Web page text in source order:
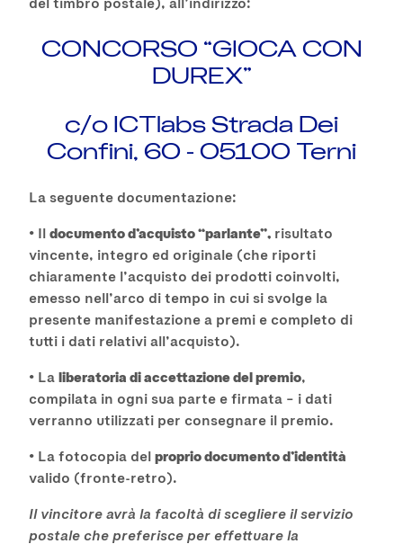
CONCORSO “GIOCA CON
DUREX”
c/o ICTlabs Strada Dei
Confini, 60 - 05100 Terni
La seguente documentazione:
• Il documento d’acquisto “parlante”, risultato
vincente, integro ed originale (che riporti
chiaramente l’acquisto dei prodotti coinvolti,
emesso nell’arco di tempo in cui si svolge la
presente manifestazione a premi e completo di
tutti i dati relativi all’acquisto).
• La liberatoria di accettazione del premio,
compilata in ogni sua parte e firmata – i dati
verranno utilizzati per consegnare il premio.
• La fotocopia del proprio documento d’identità
valido (fronte-retro).
Il vincitore avrà la facoltà di scegliere il servizio
postale che preferisce per effettuare la